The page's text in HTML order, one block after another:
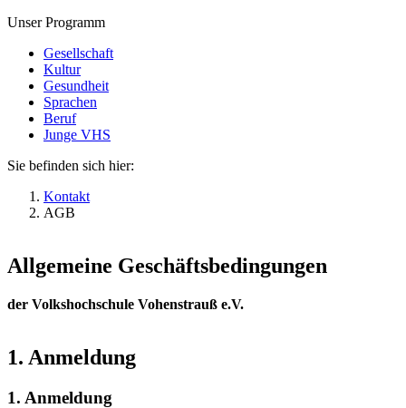
Unser Programm
Gesellschaft
Kultur
Gesundheit
Sprachen
Beruf
Junge VHS
Sie befinden sich hier:
Kontakt
AGB
Allgemeine Geschäftsbedingungen
der Volkshochschule Vohenstrauß e.V.
1. Anmeldung
1. Anmeldung